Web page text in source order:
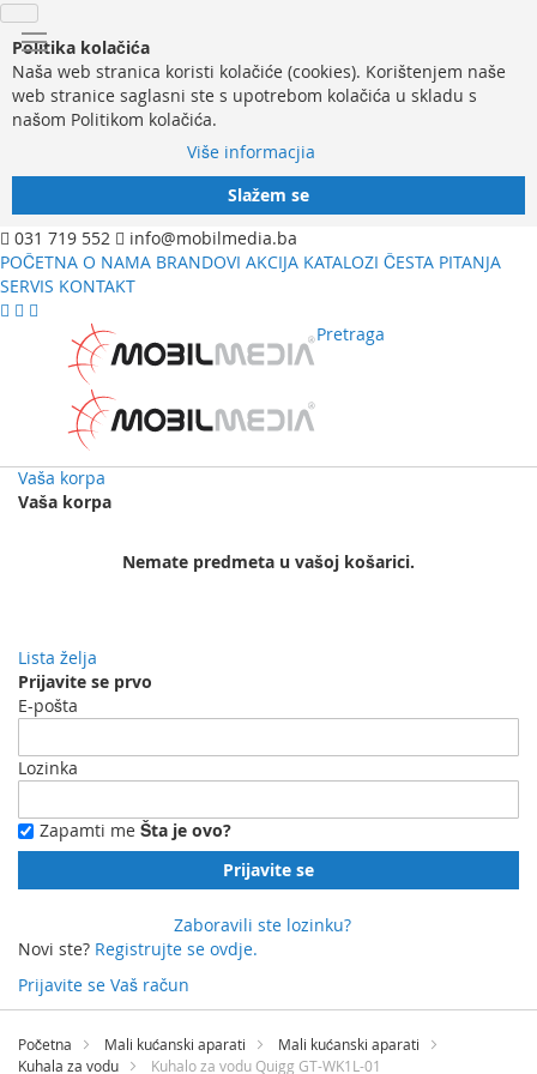
Politika kolačića
Naša web stranica koristi kolačiće (cookies). Korištenjem naše
web stranice saglasni ste s upotrebom kolačića u skladu s
našom Politikom kolačića.
Više informacjia
Slažem se
031 719 552
info@mobilmedia.ba
POČETNA O NAMA BRANDOVI AKCIJA KATALOZI ČESTA PITANJA
SERVIS KONTAKT
Pretraga
Vaša korpa
Vaša korpa
Nemate predmeta u vašoj košarici.
Lista želja
Prijavite se prvo
E-pošta
Lozinka
Zapamti me Šta je ovo?
Prijavite se
Zaboravili ste lozinku?
Novi ste? Registrujte se ovdje.
Prijavite se Vaš račun
Preskočite
sadržaj
Početna Mali kućanski aparati
Mali kućanski aparati
Kuhala za vodu
Kuhalo za vodu Quigg GT-WK1L-01